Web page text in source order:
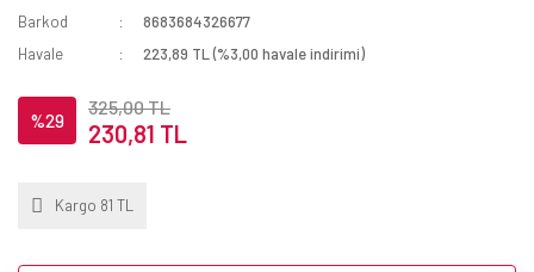
Barkod
8683684326677
Havale
223,89 TL (%3,00 havale indirimi)
%29
325,00 TL
230,81 TL
Kargo 81 TL